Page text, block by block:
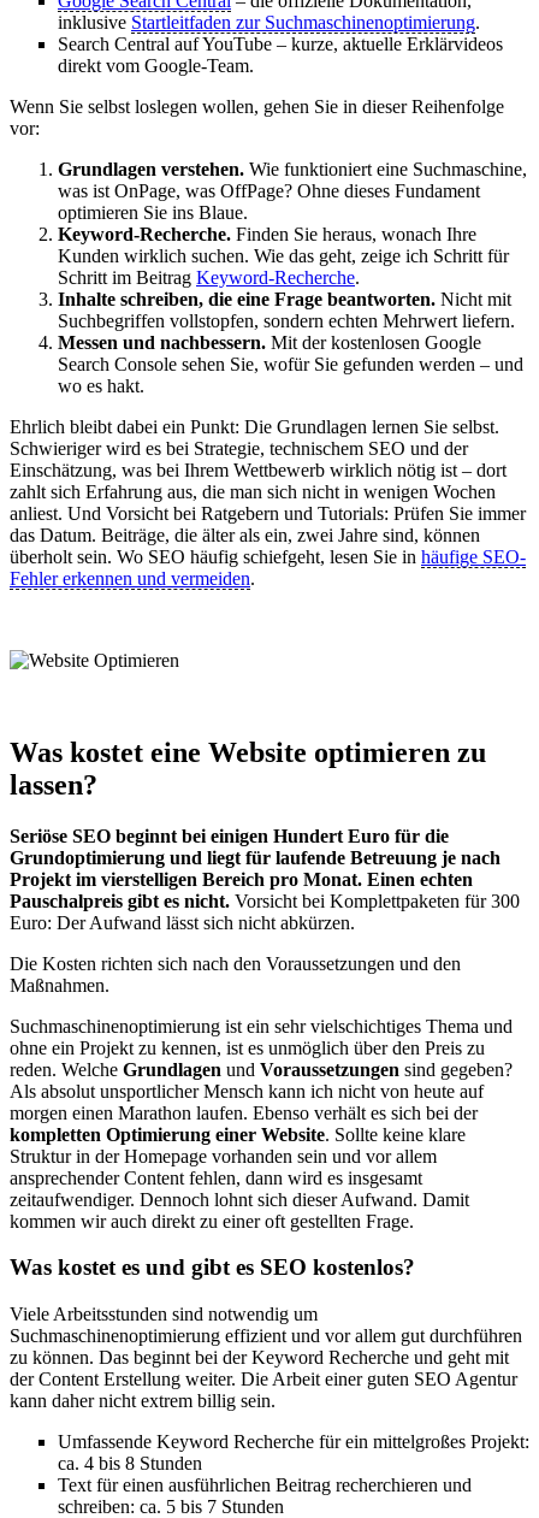
inklusive Startleitfaden zur Suchmaschinenoptimierung.
Search Central auf YouTube – kurze, aktuelle Erklärvideos
direkt vom Google-Team.
Wenn Sie selbst loslegen wollen, gehen Sie in dieser Reihenfolge
vor:
Grundlagen verstehen. Wie funktioniert eine Suchmaschine,
was ist OnPage, was OffPage? Ohne dieses Fundament
optimieren Sie ins Blaue.
Keyword-Recherche. Finden Sie heraus, wonach Ihre
Kunden wirklich suchen. Wie das geht, zeige ich Schritt für
Schritt im Beitrag Keyword-Recherche.
Inhalte schreiben, die eine Frage beantworten. Nicht mit
Suchbegriffen vollstopfen, sondern echten Mehrwert liefern.
Messen und nachbessern. Mit der kostenlosen Google
Search Console sehen Sie, wofür Sie gefunden werden – und
wo es hakt.
Ehrlich bleibt dabei ein Punkt: Die Grundlagen lernen Sie selbst.
Schwieriger wird es bei Strategie, technischem SEO und der
Einschätzung, was bei Ihrem Wettbewerb wirklich nötig ist – dort
zahlt sich Erfahrung aus, die man sich nicht in wenigen Wochen
anliest. Und Vorsicht bei Ratgebern und Tutorials: Prüfen Sie immer
das Datum. Beiträge, die älter als ein, zwei Jahre sind, können
überholt sein. Wo SEO häufig schiefgeht, lesen Sie in häufige SEO-
Fehler erkennen und vermeiden.
Was kostet eine Website optimieren zu
lassen?
Seriöse SEO beginnt bei einigen Hundert Euro für die
Grundoptimierung und liegt für laufende Betreuung je nach
Projekt im vierstelligen Bereich pro Monat. Einen echten
Pauschalpreis gibt es nicht. Vorsicht bei Komplettpaketen für 300
Euro: Der Aufwand lässt sich nicht abkürzen.
Die Kosten richten sich nach den Voraussetzungen und den
Maßnahmen.
Suchmaschinenoptimierung ist ein sehr vielschichtiges Thema und
ohne ein Projekt zu kennen, ist es unmöglich über den Preis zu
reden. Welche Grundlagen und Voraussetzungen sind gegeben?
Als absolut unsportlicher Mensch kann ich nicht von heute auf
morgen einen Marathon laufen. Ebenso verhält es sich bei der
kompletten Optimierung einer Website. Sollte keine klare
Struktur in der Homepage vorhanden sein und vor allem
ansprechender Content fehlen, dann wird es insgesamt
zeitaufwendiger. Dennoch lohnt sich dieser Aufwand. Damit
kommen wir auch direkt zu einer oft gestellten Frage.
Was kostet es und gibt es SEO kostenlos?
Viele Arbeitsstunden sind notwendig um
Suchmaschinenoptimierung effizient und vor allem gut durchführen
zu können. Das beginnt bei der Keyword Recherche und geht mit
der Content Erstellung weiter. Die Arbeit einer guten SEO Agentur
kann daher nicht extrem billig sein.
Umfassende Keyword Recherche für ein mittelgroßes Projekt:
ca. 4 bis 8 Stunden
Text für einen ausführlichen Beitrag recherchieren und
schreiben: ca. 5 bis 7 Stunden